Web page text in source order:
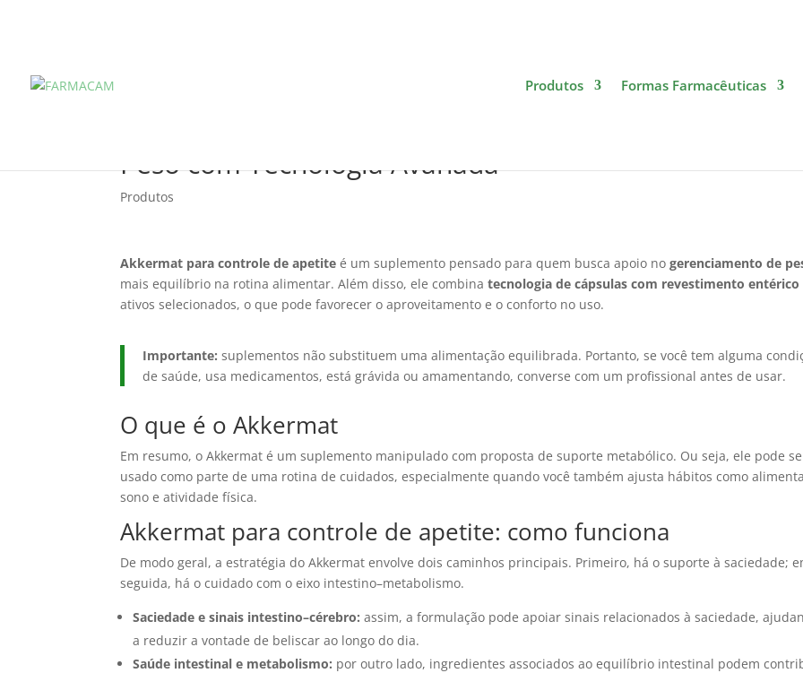
Produtos Formas Farmacêuticas
Peso com Tecnologia Avanada
Produtos
Akkermat para controle de apetite é um suplemento pensado para quem busca apoio nogerenciamento de
mais equilíbrio na rotina alimentar. Além disso, ele combinatecnologia de cápsulas com revestimento entérico
ativos selecionados, o que pode favorecer o aproveitamento e o conforto no uso.
Importante: suplementos não substituem uma alimentação equilibrada. Portanto, se você tem alguma
de saúde, usa medicamentos, está grávida ou amamentando, converse com um profissional antes de usar.
O que é o Akkermat
Em resumo, o Akkermat é um suplemento manipulado com proposta de suporte metabólico. Ou seja, ele pode
usado como parte de uma rotina de cuidados, especialmente quando você também ajusta hábitos como
sono e atividade física.
Akkermat para controle de apetite: como funciona
De modo geral, a estratégia do Akkermat envolve dois caminhos principais. Primeiro, há o suporte à saciedade;
seguida, há o cuidado com o eixo intestino–metabolismo.
Saciedade e sinais intestino–cérebro: assim, a formulação pode apoiar sinais relacionados à saciedade,
a reduzir a vontade de beliscar ao longo do dia.
Saúde intestinal e metabolismo: por outro lado, ingredientes associados ao equilíbrio intestinal podem